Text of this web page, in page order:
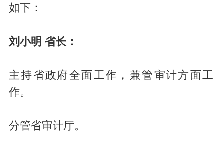
如下：
刘小明 省长：
主持省政府全面工作，兼管审计方面工
作。
分管省审计厅。